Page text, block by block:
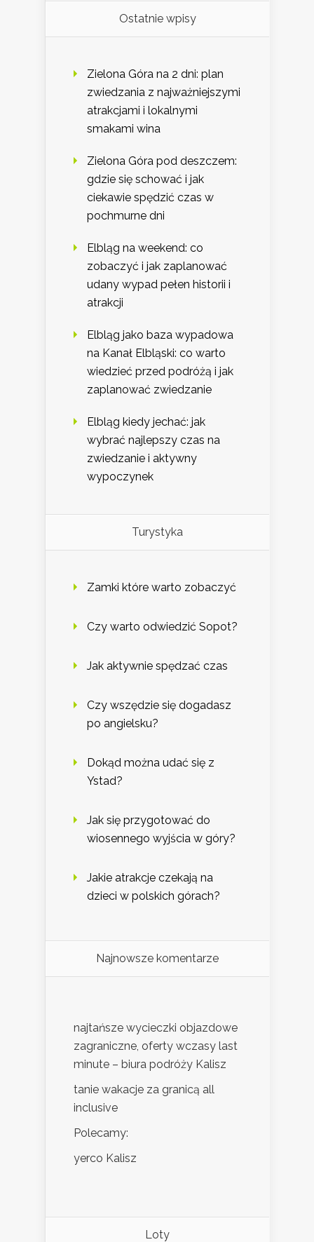
Ostatnie wpisy
Zielona Góra na 2 dni: plan
zwiedzania z najważniejszymi
atrakcjami i lokalnymi
smakami wina
Zielona Góra pod deszczem:
gdzie się schować i jak
ciekawie spędzić czas w
pochmurne dni
Elbląg na weekend: co
zobaczyć i jak zaplanować
udany wypad pełen historii i
atrakcji
Elbląg jako baza wypadowa
na Kanał Elbląski: co warto
wiedzieć przed podróżą i jak
zaplanować zwiedzanie
Elbląg kiedy jechać: jak
wybrać najlepszy czas na
zwiedzanie i aktywny
wypoczynek
Turystyka
Zamki które warto zobaczyć
Czy warto odwiedzić Sopot?
Jak aktywnie spędzać czas
Czy wszędzie się dogadasz
po angielsku?
Dokąd można udać się z
Ystad?
Jak się przygotować do
wiosennego wyjścia w góry?
Jakie atrakcje czekają na
dzieci w polskich górach?
Najnowsze komentarze
najtańsze wycieczki objazdowe
zagraniczne, oferty wczasy last
minute – biura podróży Kalisz
tanie wakacje za granicą all
inclusive
Polecamy:
yerco Kalisz
Loty